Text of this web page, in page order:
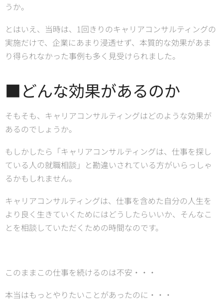
うか。
とはいえ、当時は、1回きりのキャリアコンサルティングの
実施だけで、企業にあまり浸透せず、本質的な効果があま
り得られなかった事例も多く見受けられました。
■どんな効果があるのか
そもそも、キャリアコンサルティングはどのような効果が
あるのでしょうか。
もしかしたら「キャリアコンサルティングは、仕事を探し
ている人の就職相談」と勘違いされている方がいらっしゃ
るかもしれません。
キャリアコンサルティングは、仕事を含めた自分の人生を
より良く生きていくためにはどうしたらいいか、そんなこ
とを相談していただくための時間なのです。
このままこの仕事を続けるのは不安・・・
本当はもっとやりたいことがあったのに・・・